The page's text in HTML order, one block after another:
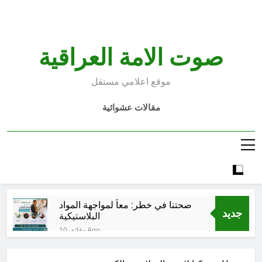
صوت الامة العراقية
موقع اعلامي مستقل
مقالات عشوائية
جديد
صحتنا في خطر: معاً لمواجهة المواد
البلاستيكية
10 دقائق Ago